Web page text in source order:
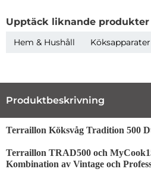
Upptäck liknande produkter
Hem & Hushåll Köksapparater
Produktbeskrivning
Terraillon Köksvåg Tradition 500
Terraillon TRAD500 och
Kombination av Vintage och